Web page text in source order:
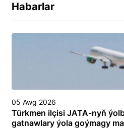
Habarlar
05 Awg 2026
Türkmen ilçisi JATA-nyň
gatnawlary ýola goýmagy